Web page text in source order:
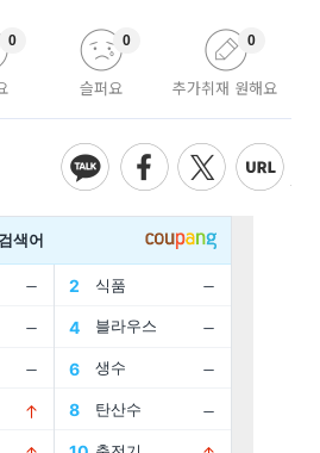
0
슬퍼요
0
추가취재 원해요
0